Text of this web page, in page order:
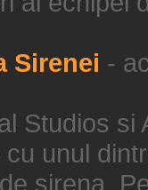
Sirenei -
Studios si
unul
sirena.